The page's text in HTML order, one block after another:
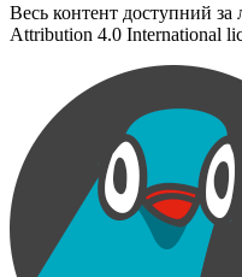
Весь контент доступний за
Attribution 4.0 International